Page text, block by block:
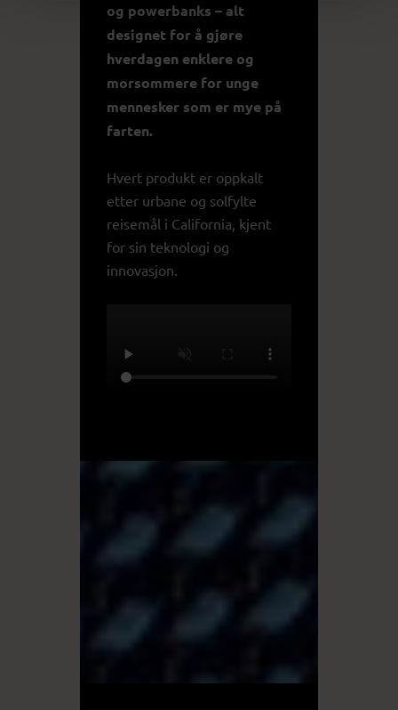
og powerbanks – alt
designet for å gjøre
hverdagen enklere og
morsommere for unge
mennesker som er mye på
farten.
Hvert produkt er oppkalt
etter urbane og solfylte
reisemål i California, kjent
for sin teknologi og
innovasjon.